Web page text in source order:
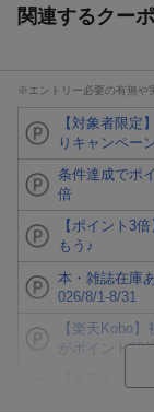
関連するクー
※エントリー必要の有無や
【対象者限
りキャンペー
条件達成でポ
倍
【ポイント3
もう♪
本・雑誌在庫
026/8/1-8/31
【楽天Kobo
がポイント20